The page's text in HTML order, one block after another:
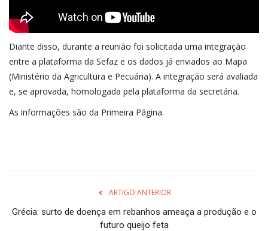
Diante disso, durante a reunião foi solicitada uma integração
entre a plataforma da Sefaz e os dados já enviados ao Mapa
(Ministério da Agricultura e Pecuária). A integração será avaliada
e, se aprovada, homologada pela plataforma da secretária.
As informações são da Primeira Página.
ARTIGO ANTERIOR
Grécia: surto de doença em rebanhos ameaça a produção e o
futuro queijo feta